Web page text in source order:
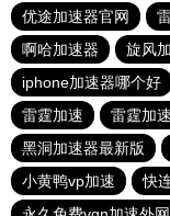
优途加速器官网
啊哈加速器
旋风
iphone加速器哪个好
雷霆加速
雷霆加速
黑洞加速器最新版
小黄鸭vp加速
快